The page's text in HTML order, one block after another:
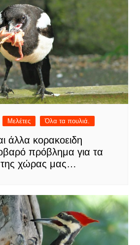
Μελέτες Όλα τα πουλιά.
άλλα κορακοειδη
πρόβλημα για τα
χώρας μας…